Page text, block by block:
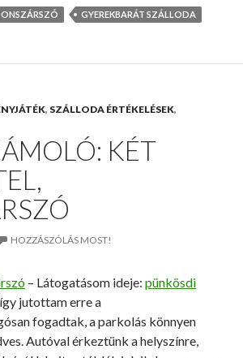
GYEREKBARÁT SZÁLLODA
, SZÁLLODA ÉRTÉKELÉSEK,
KÉT
HOZZÁSZÓLÁS MOST!
– Látogatásom ideje: pünkösdi
jutottam erre a
fogadtak, a parkolás könnyen
Autóval érkeztünk a helyszínre,